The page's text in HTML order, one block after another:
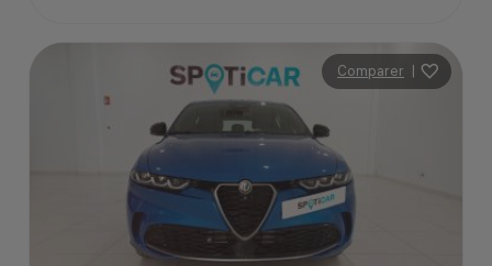
Comparer |